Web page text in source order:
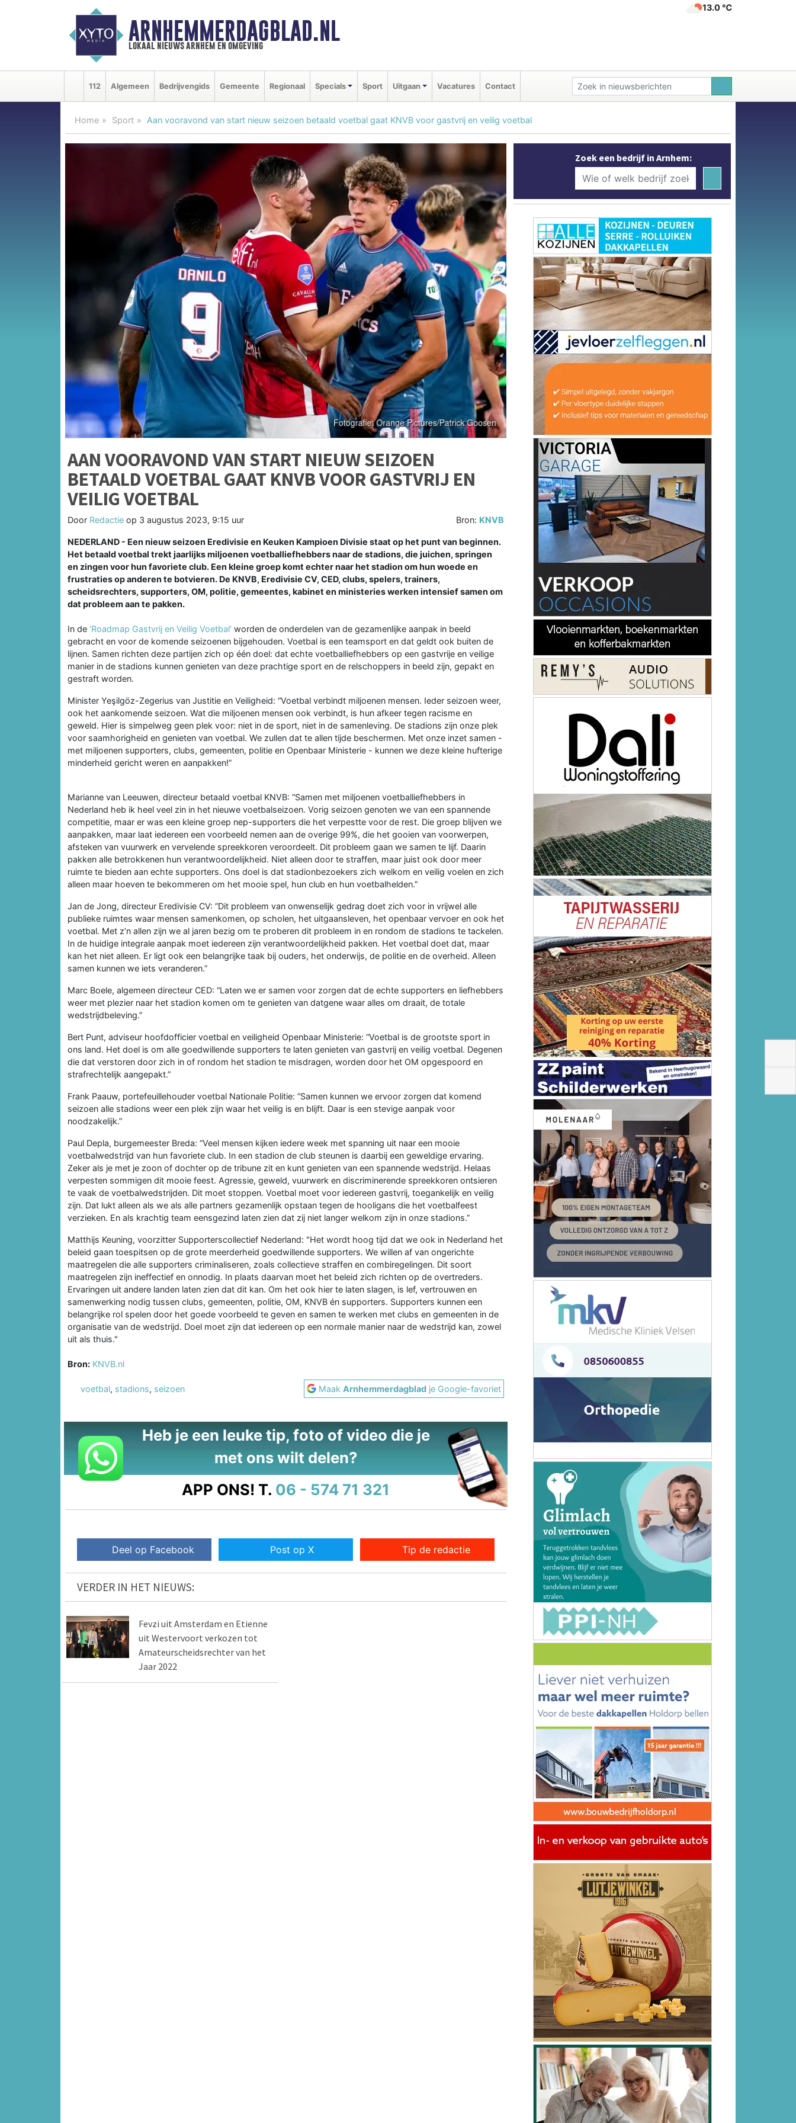
ARNHEMMERDAGBLAD.NL
lokaal nieuws arnhem en omgeving
13.0 ℃
112 Algemeen Bedrijvengids Gemeente Regionaal Specials Sport Uitgaan Vacatures Contact
Home Sport Aan vooravond van start nieuw seizoen betaald voetbal gaat KNVB voor gastvrij en veilig voetbal
AAN VOORAVOND VAN START NIEUW SEIZOEN
BETAALD VOETBAL GAAT KNVB VOOR GASTVRIJ EN
VEILIG VOETBAL
Door Redactie op 3 augustus 2023, 9:15 uur Bron: KNVB
NEDERLAND - Een nieuw seizoen Eredivisie en Keuken Kampioen Divisie staat op het punt van beginnen.
Het betaald voetbal trekt jaarlijks miljoenen voetballiefhebbers naar de stadions, die juichen, springen
en zingen voor hun favoriete club. Een kleine groep komt echter naar het stadion om hun woede en
frustraties op anderen te botvieren. De KNVB, Eredivisie CV, CED, clubs, spelers, trainers,
scheidsrechters, supporters, OM, politie, gemeentes, kabinet en ministeries werken intensief samen om
dat probleem aan te pakken.
In de ‘Roadmap Gastvrij en Veilig Voetbal’ worden de onderdelen van de gezamenlijke aanpak in beeld
gebracht en voor de komende seizoenen bijgehouden. Voetbal is een teamsport en dat geldt ook buiten de
lijnen. Samen richten deze partijen zich op één doel: dat echte voetballiefhebbers op een gastvrije en veilige
manier in de stadions kunnen genieten van deze prachtige sport en de relschoppers in beeld zijn, gepakt en
gestraft worden.
Minister Yeşilgöz-Zegerius van Justitie en Veiligheid: “Voetbal verbindt miljoenen mensen. Ieder seizoen weer,
ook het aankomende seizoen. Wat die miljoenen mensen ook verbindt, is hun afkeer tegen racisme en
geweld. Hier is simpelweg geen plek voor: niet in de sport, niet in de samenleving. De stadions zijn onze plek
voor saamhorigheid en genieten van voetbal. We zullen dat te allen tijde beschermen. Met onze inzet samen -
met miljoenen supporters, clubs, gemeenten, politie en Openbaar Ministerie - kunnen we deze kleine hufterige
minderheid gericht weren en aanpakken!”
Marianne van Leeuwen, directeur betaald voetbal KNVB: “Samen met miljoenen voetballiefhebbers in
Nederland heb ik heel veel zin in het nieuwe voetbalseizoen. Vorig seizoen genoten we van een spannende
competitie, maar er was een kleine groep nep-supporters die het verpestte voor de rest. Die groep blijven we
aanpakken, maar laat iedereen een voorbeeld nemen aan de overige 99%, die het gooien van voorwerpen,
afsteken van vuurwerk en vervelende spreekkoren veroordeelt. Dit probleem gaan we samen te lijf. Daarin
pakken alle betrokkenen hun verantwoordelijkheid. Niet alleen door te straffen, maar juist ook door meer
ruimte te bieden aan echte supporters. Ons doel is dat stadionbezoekers zich welkom en veilig voelen en zich
alleen maar hoeven te bekommeren om het mooie spel, hun club en hun voetbalhelden.”
Jan de Jong, directeur Eredivisie CV: “Dit probleem van onwenselijk gedrag doet zich voor in vrijwel alle
publieke ruimtes waar mensen samenkomen, op scholen, het uitgaansleven, het openbaar vervoer en ook het
voetbal. Met z’n allen zijn we al jaren bezig om te proberen dit probleem in en rondom de stadions te tackelen.
In de huidige integrale aanpak moet iedereen zijn verantwoordelijkheid pakken. Het voetbal doet dat, maar
kan het niet alleen. Er ligt ook een belangrijke taak bij ouders, het onderwijs, de politie en de overheid. Alleen
samen kunnen we iets veranderen.”
Marc Boele, algemeen directeur CED: “Laten we er samen voor zorgen dat de echte supporters en liefhebbers
weer met plezier naar het stadion komen om te genieten van datgene waar alles om draait, de totale
wedstrijdbeleving.”
Bert Punt, adviseur hoofdofficier voetbal en veiligheid Openbaar Ministerie: “Voetbal is de grootste sport in
ons land. Het doel is om alle goedwillende supporters te laten genieten van gastvrij en veilig voetbal. Degenen
die dat verstoren door zich in of rondom het stadion te misdragen, worden door het OM opgespoord en
strafrechtelijk aangepakt.”
Frank Paauw, portefeuillehouder voetbal Nationale Politie: “Samen kunnen we ervoor zorgen dat komend
seizoen alle stadions weer een plek zijn waar het veilig is en blijft. Daar is een stevige aanpak voor
noodzakelijk.”
Paul Depla, burgemeester Breda: “Veel mensen kijken iedere week met spanning uit naar een mooie
voetbalwedstrijd van hun favoriete club. In een stadion de club steunen is daarbij een geweldige ervaring.
Zeker als je met je zoon of dochter op de tribune zit en kunt genieten van een spannende wedstrijd. Helaas
verpesten sommigen dit mooie feest. Agressie, geweld, vuurwerk en discriminerende spreekkoren ontsieren
te vaak de voetbalwedstrijden. Dit moet stoppen. Voetbal moet voor iedereen gastvrij, toegankelijk en veilig
zijn. Dat lukt alleen als we als alle partners gezamenlijk opstaan tegen de hooligans die het voetbalfeest
verzieken. En als krachtig team eensgezind laten zien dat zij niet langer welkom zijn in onze stadions.”
Matthijs Keuning, voorzitter Supporterscollectief Nederland: "Het wordt hoog tijd dat we ook in Nederland het
beleid gaan toespitsen op de grote meerderheid goedwillende supporters. We willen af van ongerichte
maatregelen die alle supporters criminaliseren, zoals collectieve straffen en combiregelingen. Dit soort
maatregelen zijn ineffectief en onnodig. In plaats daarvan moet het beleid zich richten op de overtreders.
Ervaringen uit andere landen laten zien dat dit kan. Om het ook hier te laten slagen, is lef, vertrouwen en
samenwerking nodig tussen clubs, gemeenten, politie, OM, KNVB én supporters. Supporters kunnen een
belangrijke rol spelen door het goede voorbeeld te geven en samen te werken met clubs en gemeenten in de
organisatie van de wedstrijd. Doel moet zijn dat iedereen op een normale manier naar de wedstrijd kan, zowel
uit als thuis."
Bron: KNVB.nl
voetbal, stadions, seizoen MaakArnhemmerdagblad je Google-favoriet
Heb je een leuke tip, foto of video die je
met ons wilt delen?
APP ONS! T. 06 - 574 71 321
Deel op Facebook Post op X Tip de redactie
VERDER IN HET NIEUWS:
Fevzi uit Amsterdam en Etienne
uit Westervoort verkozen tot
Amateurscheidsrechter van het
Jaar 2022
Zoek een bedrijf in Arnhem: